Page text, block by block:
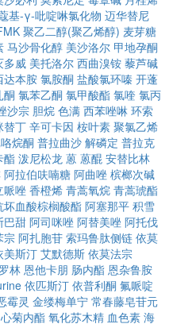
基-γ-吡啶啉氯化物 迈华替尼
聚乙二醇(聚乙烯醇) 麦芽糖
马沙骨化醇 美沙洛尔 甲地孕酮
多威 美托洛尔 西曲溴铵 藜芦碱
达本胺 氯胺酮 盐酸氯环嗪 开蓬
酮 氯苯乙酮 氯甲酸酯 氯喹 氯丙
沙宗 胆烷 色满 西苯唑啉 环索
替丁 辛可卡因 桉叶素 聚氯乙烯
烷酮 普拉曲沙 解磷定 普拉克
酯 泼尼松龙 蒽 蒽醌 安替比林
阿拉伯呋喃糖 阿曲唑 槟榔次碱
哌唑 香橙烯 青蒿氧烷 青蒿琥酯
坏血酸棕榈酸酯 阿塞那平 积雪
巴甜 阿司咪唑 阿替美唑 阿托伐
宗 阿扎胞苷 索玛鲁肽侧链 依莫
美斯汀 艾默德斯 依莫法宗
林 恩他卡朋 肠内酯 恩杂鲁胺
依匹斯汀 依普利酮 氟哌啶
霉灵 金缕梅单宁 常春藤皂苷元
心菊内酯 氧化苏木精 血色素 海